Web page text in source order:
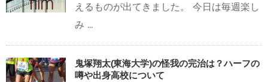
えるものが出てきました。 今日は毎週楽し
み ...
鬼塚翔太(東海大学)の怪我の完治は？ハーフの
噂や出身高校について